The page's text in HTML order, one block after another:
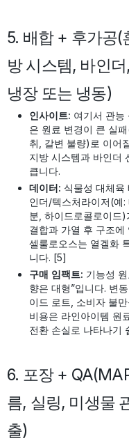
5. 배합 + 후가공(
방 시스템, 바인
냉장 또는 냉동)
인사이트: 여기서 관능
은 원료 변경이 큰 실
취, 갈변 불량)로 이어
지방 시스템과 바인더
큽니다.
데이터: 식물성 대체육
인더/텍스처라이저(예:
분, 하이드로콜로이드
결합과 가열 후 구조에
셀룰로오스는 열겔화
니다. [5]
구매 임팩트: 기능성
향은 대형”입니다. 변
이드 로트, 소비자 불
비용은 라인아이템 원
전환 손실로 나타나기
6. 포장 +
름, 실링, 미생물
출)